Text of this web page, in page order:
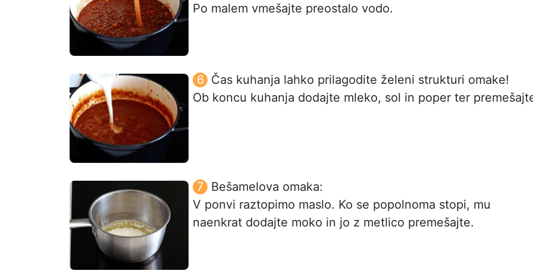
Po malem vmešajte preostalo vodo.
Čas kuhanja lahko prilagodite želeni strukturi omake!
Ob koncu kuhanja dodajte mleko, sol in poper ter
Bešamelova omaka:
V ponvi raztopimo maslo. Ko se popolnoma stopi, mu
naenkrat dodajte moko in jo z metlico premešajte.